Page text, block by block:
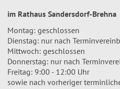
im Rathaus Sandersdorf-Brehna
Montag: geschlossen
Dienstag: nur nach
Mittwoch: geschlossen
Donnerstag: nur nach
Freitag: 9:00 - 12:00 Uhr
sowie nach vorheriger